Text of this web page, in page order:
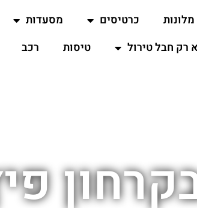
מלונות כרטיסים
מסעדות
רק חבל טירול
טיסות רכב